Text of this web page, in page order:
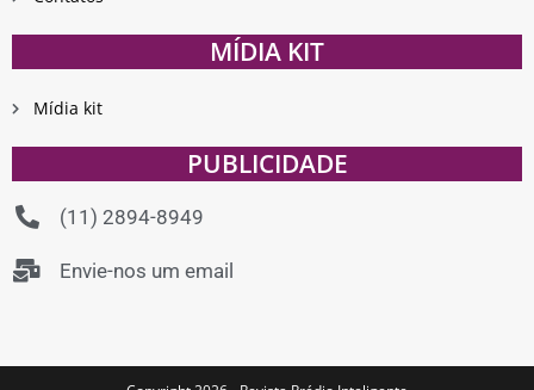
MÍDIA KIT
Mídia kit
PUBLICIDADE
(11) 2894-8949
Envie-nos um email